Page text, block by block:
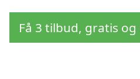
Få 3 tilbud, gratis